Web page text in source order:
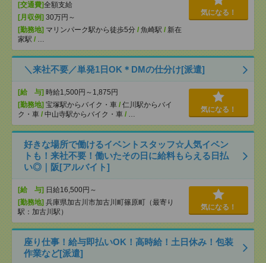
[交通費]全額支給
[月収例] 30万円～
[勤務地] マリンパーク駅から徒歩5分 / 魚崎駅 / 新在
家駅 / …
気になる！
＼来社不要／単発1日OK＊DMの仕分け[派遣]
[給 与] 時給1,500円～1,875円
[勤務地] 宝塚駅からバイク・車 / 仁川駅からバイ
ク・車 / 中山寺駅からバイク・車 / …
気になる！
好きな場所で働けるイベントスタッフ☆人気イベン
トも！来社不要！働いたその日に給料もらえる日払
い◎｜阪[アルバイト]
[給 与] 日給16,500円～
[勤務地] 兵庫県加古川市加古川町篠原町（最寄り
駅：加古川駅）
気になる！
座り仕事！給与即払いOK！高時給！土日休み！包装
作業など[派遣]